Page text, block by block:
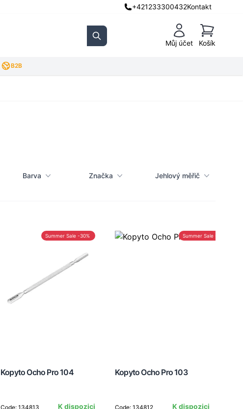
+421233300432Kontakt
Search Můj účet
Košík
Košík
B2B
Barva Značka Jehlový měřič
Summer Sale -30%
Kopyto Ocho Pro 104
Code: 134813
K dispozici
Summer Sale -30%
Kopyto Ocho Pro 103
Code: 134812
K dispozici